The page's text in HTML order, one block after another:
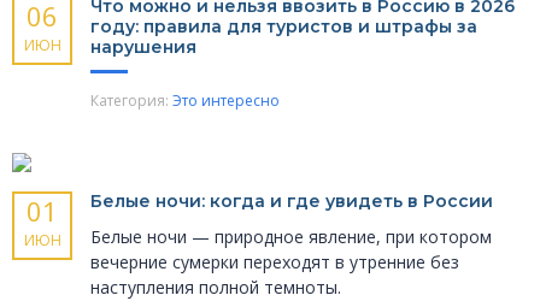
06
ИЮН
Что можно и нельзя ввозить в Россию в 2026
году: правила для туристов и штрафы за
нарушения
Категория: Это интересно
01
ИЮН
Белые ночи: когда и где увидеть в России
Белые ночи — природное явление, при котором
вечерние сумерки переходят в утренние без
наступления полной темноты.